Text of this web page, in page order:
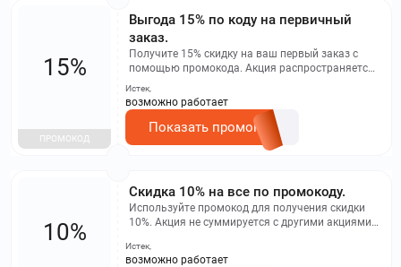
Выгода 15% по коду на первичный
заказ.
Получите 15% скидку на ваш первый заказ с
помощью промокода. Акция распространяется
только на определенные товары,
представленные на данной странице.
15%
ПРОМОКОД
Истек,
возможно работает
Показать промокод
Скидка 10% на все по промокоду.
Используйте промокод для получения скидки
10%. Акция не суммируется с другими акциями и
со скидкой.
10%
Истек,
возможно работает